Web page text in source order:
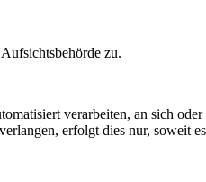
zu.
verarbeiten, an sich
erfolgt dies nur, soweit